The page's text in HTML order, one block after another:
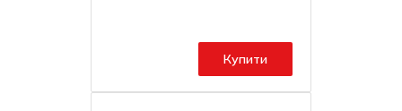
Купити